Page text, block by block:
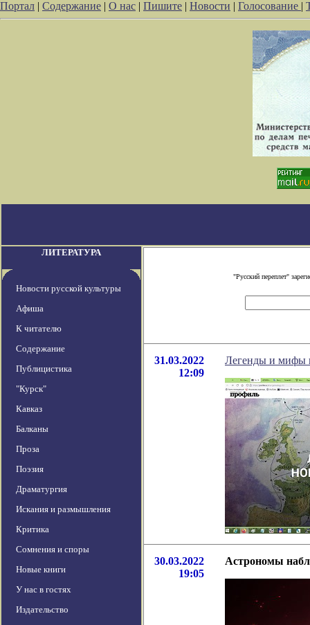
Портал | Содержание | О нас | Пишите | Новости | Голосование |
ЛИТЕРАТУРА
Новости русской культуры
Афиша
К читателю
Содержание
Публицистика
"Курск"
Кавказ
Балканы
Проза
Поэзия
Драматургия
Искания и размышления
Критика
Сомнения и споры
Новые книги
У нас в гостях
Издательство
"Русский переплет"
31.03.2022
12:09
Легенды и мифы
30.03.2022
19:05
Астрономы